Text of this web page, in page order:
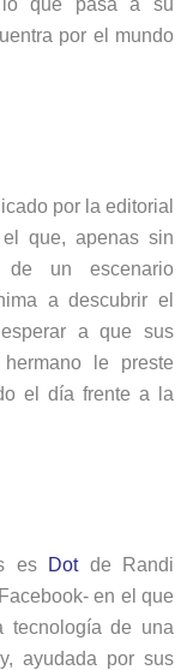
que pasa a su
por el mundo
por la editorial
que, apenas sin
de un escenario
a descubrir el
a que sus
le preste
el día frente a la
es Dotde Randi
en el que
tecnología de una
ayudada por sus